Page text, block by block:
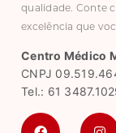
qualidade. Conte
excelência que
Centro Médico
CNPJ
Tel.: 61